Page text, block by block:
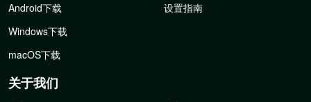
Android下载
Windows下载
macOS下载
设置指南
关于我们